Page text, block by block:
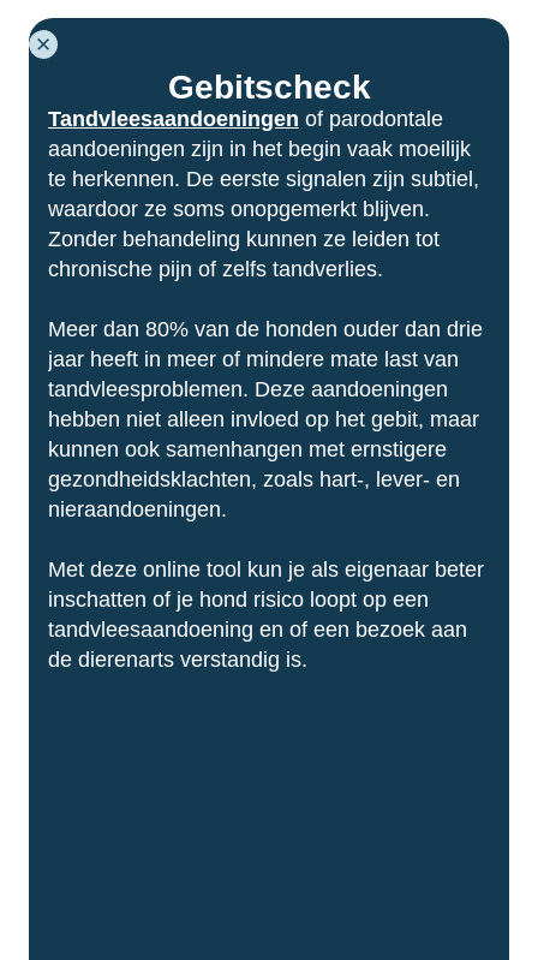
NEDERLANDS
Gebitscheck
Tandvleesaandoeningen of parodontale
aandoeningen zijn in het begin vaak moeilijk
te herkennen. De eerste signalen zijn subtiel,
waardoor ze soms onopgemerkt blijven.
Zonder behandeling kunnen ze leiden tot
chronische pijn of zelfs tandverlies.
Meer dan 80% van de honden ouder dan drie
jaar heeft in meer of mindere mate last van
tandvleesproblemen. Deze aandoeningen
hebben niet alleen invloed op het gebit, maar
kunnen ook samenhangen met ernstigere
gezondheidsklachten, zoals hart-, lever- en
nieraandoeningen.
Met deze online tool kun je als eigenaar beter
inschatten of je hond risico loopt op een
tandvleesaandoening en of een bezoek aan
de dierenarts verstandig is.
Over ons
Over AniCura
Kwaliteit
Algemene voorwaarden
Klacht of feedback
Onze juridische structuur
Snel naar
Alle klinieken